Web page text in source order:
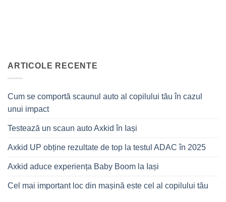
ARTICOLE RECENTE
Cum se comportă scaunul auto al copilului tău în cazul
unui impact
Testează un scaun auto Axkid în Iași
Axkid UP obține rezultate de top la testul ADAC în 2025
Axkid aduce experiența Baby Boom la Iași
Cel mai important loc din mașină este cel al copilului tău